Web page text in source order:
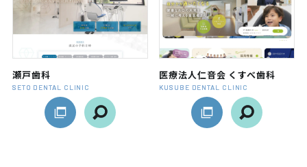
瀬戸歯科
SETO DENTAL CLINIC
医療法人仁音会 くすべ歯科
KUSUBE DENTAL CLINIC